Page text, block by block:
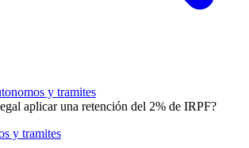
y tramites
aplicar una retención del 2% de IRPF?
y tramites